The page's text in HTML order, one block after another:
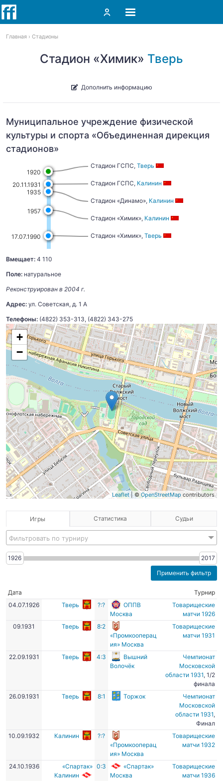
Главная Стадионы
Стадион «Химик» Тверь
Дополнить информацию
Муниципальное учреждение физической
культуры и спорта «Объединенная дирекция
стадионов»
1920
20.11.1931
1935
1957
17.07.1990
Стадион ГСПС, Тверь
Стадион ГСПС, Калинин
Стадион «Динамо», Калинин
Стадион «Химик», Калинин
Стадион «Химик», Тверь
Вмещает: 4 110
Поле: натуральное
Реконструирован в 2004 г.
Адрес: ул. Советская, д. 1 А
Телефоны: (4822) 353-313, (4822) 343-275
+
−
Leaflet| © OpenStreetMap contributors
Игры Статистика Судьи
Фильтровать по турниру
1926 2017
Дата
Турнир
04.07.1926
Тверь ?:?
ОППВ
Москва
Товарищеские
матчи 1926
09.1931
Тверь
8:2
«Промкооперац
ия» Москва
Товарищеские
матчи 1931
22.09.1931 Тверь 4:3
Вышний
Волочёк
Чемпионат
Московской
области 1931, 1/2
финала
26.09.1931
Тверь 8:1 Торжок
Чемпионат
Московской
области 1931,
Финал
10.09.1932
Калинин
?:?
«Промкооперац
ия» Москва
Товарищеские
матчи 1932
24.10.1936
«Спартак»
Калинин
0:3
«Спартак»
Москва
Товарищеские
матчи 1936